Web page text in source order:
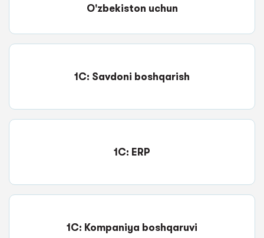
O'zbekiston uchun
1C: Savdoni boshqarish
1C: ERP
1C: Kompaniya boshqaruvi